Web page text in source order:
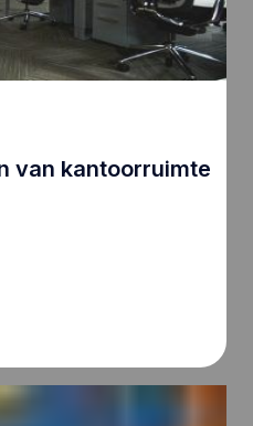
van kantoorruimte